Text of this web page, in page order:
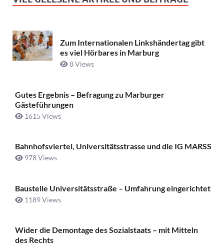
Zum Internationalen Linkshändertag gibt
es viel Hörbares in Marburg
8 Views
Gutes Ergebnis – Befragung zu Marburger
Gästeführungen
1615 Views
Bahnhofsviertel, Universitätsstrasse und die IG MARSS
978 Views
Baustelle Universitätsstraße ­– Umfahrung eingerichtet
1189 Views
Wider die Demontage des Sozialstaats – mit Mitteln
des Rechts